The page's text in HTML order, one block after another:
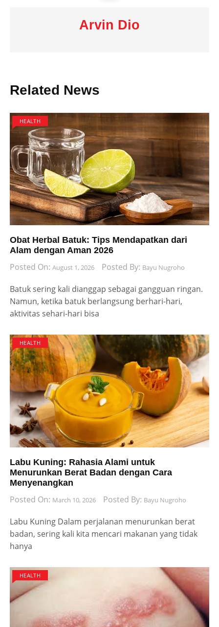
Arvin Dio
Related News
HEALTH
Obat Herbal Batuk: Tips Mendapatkan dari
Alam dengan Aman 2026
Posted On: August 1, 2026 Posted By: Bayu Nugroho
Batuk sering kali dianggap sebagai gangguan ringan.
Namun, ketika batuk berlangsung berhari-hari,
aktivitas sehari-hari bisa
HEALTH
Labu Kuning: Rahasia Alami untuk
Menurunkan Berat Badan dengan Cara
Menyenangkan
Posted On: March 10, 2026 Posted By: Bayu Nugroho
Labu Kuning Dalam perjalanan menurunkan berat
badan, sering kali kita mencari makanan yang tidak
hanya
HEALTH